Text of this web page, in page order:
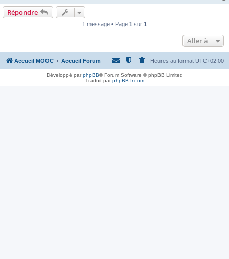
Répondre
1 message • Page 1 sur 1
Aller à
Accueil MOOC Accueil Forum Heures au format UTC+02:00
Développé parphpBB® Forum Software © phpBB Limited
Traduit parphpBB-fr.com